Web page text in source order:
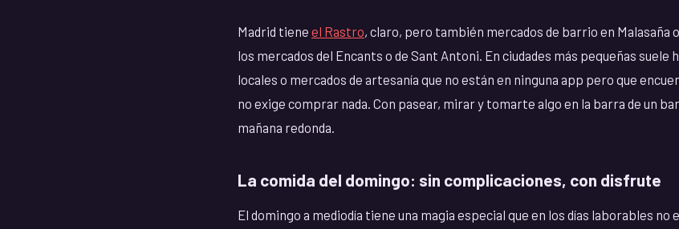
Madrid tiene el Rastro, claro, pero también mercados de barrio en Malasaña
los mercados del Encants o de Sant Antoni. En ciudades más pequeñas
locales o mercados de artesanía que no están en ninguna app pero que
no exige comprar nada. Con pasear, mirar y tomarte algo en la barra de un
mañana redonda.
La comida del domingo: sin complicaciones, con disfrute
El domingo a mediodía tiene una magia especial que en los días laborables